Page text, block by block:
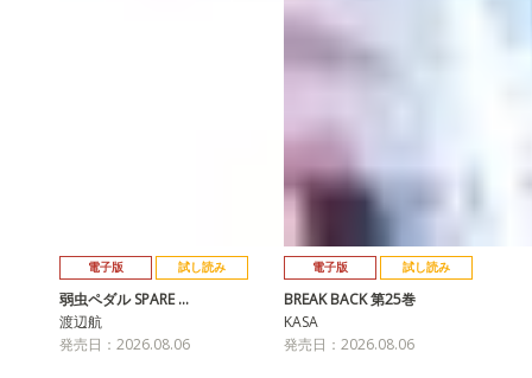
電子版 試し読み
弱虫ペダル SPARE …
渡辺航
発売日：2026.08.06
電子版 試し読み
BREAK BACK 第25巻
KASA
発売日：2026.08.06